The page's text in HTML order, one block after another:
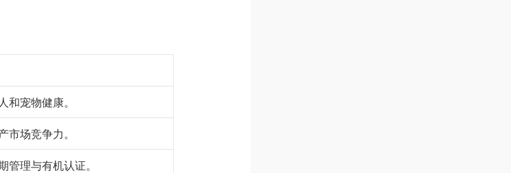
宠物健康。
场竞争力。
理与有机认证。